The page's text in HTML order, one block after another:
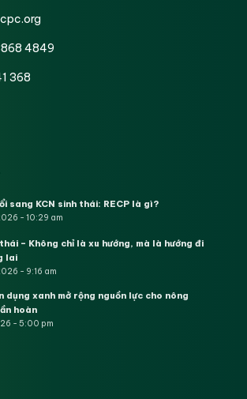
4849
368
sang KCN sinh thái: RECP là gì?
- 10:29 am
– Không chỉ là xu hướng, mà là hướng đi
lai
- 9:16 am
dụng xanh mở rộng nguồn lực cho nông
hoàn
- 5:00 pm